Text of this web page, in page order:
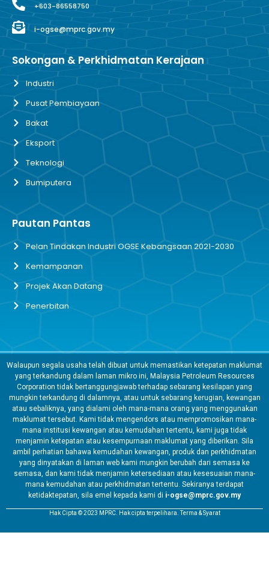
+603-86558750
i-ogse@mprc.gov.my
Sokongan & Perkhidmatan Kerajaan
Industri
Pusat Pembiayaan
Bakat
Eksport
Teknologi
Bumiputera
Pautan Pantas
Pelan Tindakan Industri OGSE Kebangsaan 2021-2030
Kemampanan
Projek Akan Datang
Penerbitan
Walaupun segala usaha telah dibuat untuk memastikan ketepatan maklumat
yang terkandung dalam laman mikro ini, Malaysia Petroleum Resources
Corporation tidak bertanggungjawab terhadap sebarang kesilapan yang
mungkin terkandung di dalamnya, atau untuk sebarang kerugian, kewangan
atau sebaliknya, yang dialami oleh mana-mana orang yang menggunakan
maklumat tersebut. Kami tidak mengendors atau mempromosikan mana-
mana institusi kewangan atau kemudahan tertentu, kami juga tidak
menjamin ketepatan atau kesempurnaan maklumat yang diberikan. Sila
ambil perhatian bahawa kemudahan kewangan, produk dan perkhidmatan
yang dinyatakan di laman web kami mungkin berubah dari semasa ke
semasa, dan kami tidak menjamin ketersediaan atau kesesuaian mana-
mana kemudahan atau perkhidmatan tertentu. Sekiranya terdapat
ketidaktepatan, sila emel kepada kami di i-ogse@mprc.gov.my
Hak Cipta © 2023 MPRC. Hak cipta terpelihara. Terma & Syarat